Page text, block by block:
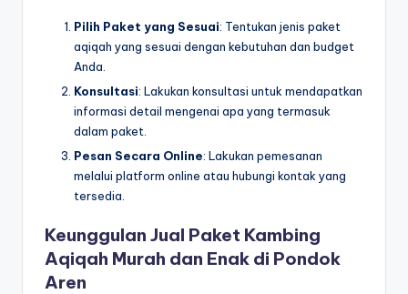
Pilih Paket yang Sesuai: Tentukan jenis paket
aqiqah yang sesuai dengan kebutuhan dan budget
Anda.
Konsultasi: Lakukan konsultasi untuk mendapatkan
informasi detail mengenai apa yang termasuk
dalam paket.
Pesan Secara Online: Lakukan pemesanan
melalui platform online atau hubungi kontak yang
tersedia.
Keunggulan Jual Paket Kambing
Aqiqah Murah dan Enak di Pondok
Aren